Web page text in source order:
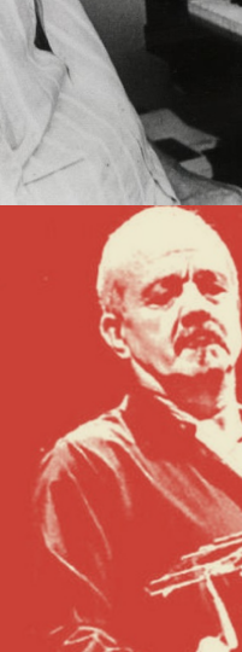
Interpretação